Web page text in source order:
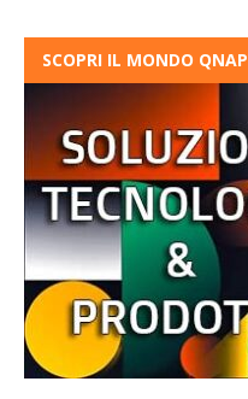
SCOPRI IL MONDO QNAP